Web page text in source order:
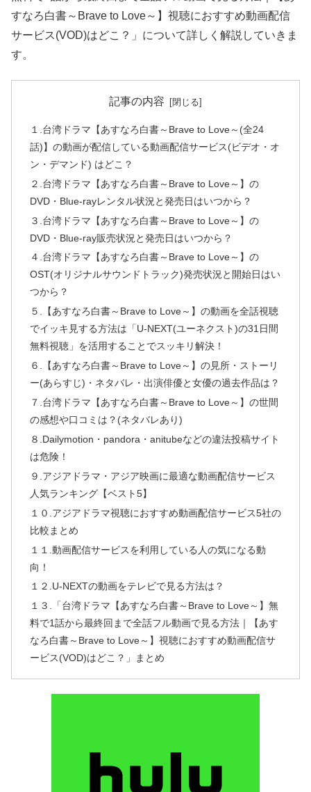
すなろ白書～Brave to Love～】視聴におすすめ動画配信
サービス(VOD)はどこ？」について詳しく解説していきま
す。
記事の内容
１.台湾ドラマ【あすなろ白書～Brave to Love～(全24
話)】の動画が配信している動画配信サービス(ビデオ・オ
ン・デマンド) はどこ？
２.台湾ドラマ【あすなろ白書～Brave to Love～】の
DVD・Blue-rayレンタル状況と発売日はいつから？
３.台湾ドラマ【あすなろ白書～Brave to Love～】の
DVD・Blue-ray販売状況と発売日はいつから？
４.台湾ドラマ【あすなろ白書～Brave to Love～】の
OST(オリジナルサウンドトラック)発売状況と開始日はい
つから？
５.【あすなろ白書～Brave to Love～】の動画を全話視聴
でイッキ見する方法は「U-NEXT(ユーネクスト)の31日間
無料視聴」を活用することでスッキリ解決！
６.【あすなろ白書～Brave to Love～】の見所・ストーリ
ー(あらすじ)・ネタバレ・出演俳優と女優の過去作品は？
７.台湾ドラマ【あすなろ白書～Brave to Love～】の世間
の感想や口コミは？(ネタバレあり)
８.Dailymotion・pandora・anitubeなどの違法投稿サイト
は危険！
９.アジアドラマ・アジア映画に最適な動画配信サービス
人気ランキング【ベスト5】
１０.アジアドラマ視聴におすすめ動画配信サービス5社の
比較まとめ
１１.動画配信サービスを利用している人の気になる動
向！
１２.U-NEXTの動画をテレビで見る方法は？
１３.「台湾ドラマ【あすなろ白書～Brave to Love～】無
料で1話から最終回まで全話フル動画で見る方法｜【あす
なろ白書～Brave to Love～】視聴におすすめ動画配信サ
ービス(VOD)はどこ？」まとめ